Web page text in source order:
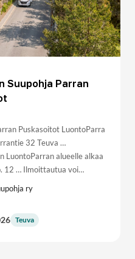
Suupohja Parran
Puskasoitot LuontoParra
32 Teuva …
LuontoParran alueelle alkaa
12 … Ilmoittautua voi…
ry
Teuva